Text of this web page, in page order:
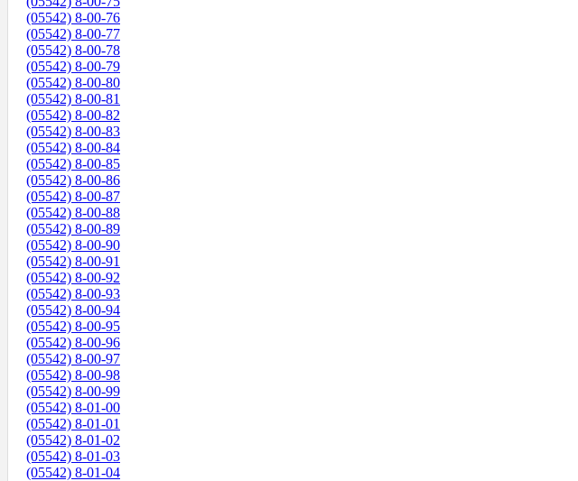
(05542) 8-00-76
(05542) 8-00-77
(05542) 8-00-78
(05542) 8-00-79
(05542) 8-00-80
(05542) 8-00-81
(05542) 8-00-82
(05542) 8-00-83
(05542) 8-00-84
(05542) 8-00-85
(05542) 8-00-86
(05542) 8-00-87
(05542) 8-00-88
(05542) 8-00-89
(05542) 8-00-90
(05542) 8-00-91
(05542) 8-00-92
(05542) 8-00-93
(05542) 8-00-94
(05542) 8-00-95
(05542) 8-00-96
(05542) 8-00-97
(05542) 8-00-98
(05542) 8-00-99
(05542) 8-01-00
(05542) 8-01-01
(05542) 8-01-02
(05542) 8-01-03
(05542) 8-01-04